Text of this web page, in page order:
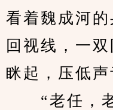
看着魏成河
回视线，一
眯起，压低声
“老任，老